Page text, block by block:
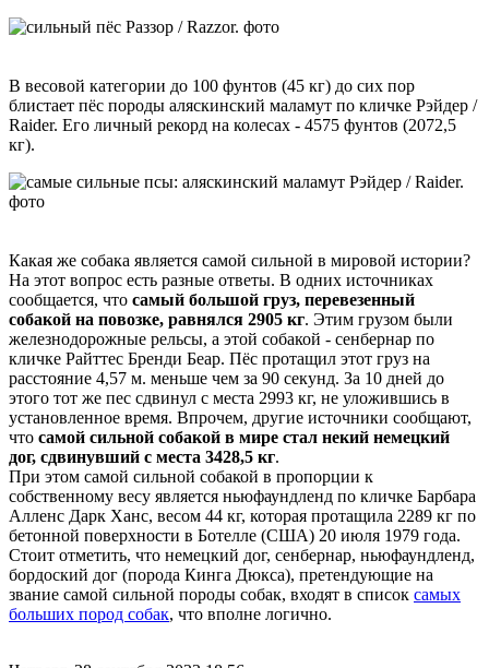
В весовой категории до 100 фунтов (45 кг) до сих пор
блистает пёс породы аляскинский маламут по кличке Рэйдер /
Raider. Его личный рекорд на колесах - 4575 фунтов (2072,5
кг).
Какая же собака является самой сильной в мировой истории?
На этот вопрос есть разные ответы. В одних источниках
сообщается, что самый большой груз, перевезенный
собакой на повозке, равнялся 2905 кг. Этим грузом были
железнодорожные рельсы, а этой собакой - сенбернар по
кличке Райттес Бренди Беар. Пёс протащил этот груз на
расстояние 4,57 м. меньше чем за 90 секунд. За 10 дней до
этого тот же пес сдвинул с места 2993 кг, не уложившись в
установленное время. Впрочем, другие источники сообщают,
что самой сильной собакой в мире стал некий немецкий
дог, сдвинувший с места 3428,5 кг.
При этом самой сильной собакой в пропорции к
собственному весу является ньюфаундленд по кличке Барбара
Алленс Дарк Ханс, весом 44 кг, которая протащила 2289 кг по
бетонной поверхности в Ботелле (США) 20 июля 1979 года.
Стоит отметить, что немецкий дог, сенбернар, ньюфаундленд,
бордоский дог (порода Кинга Дюкса), претендующие на
звание самой сильной породы собак, входят в список самых
больших пород собак, что вполне логично.